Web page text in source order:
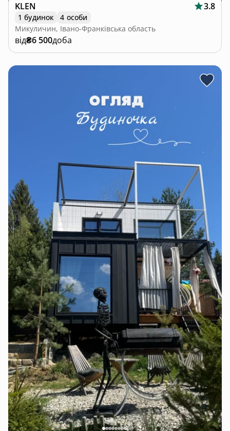
KLEN 3.8
1 будинок
4 особи
Микуличин, Івано-Франківська область
від₴6 500доба